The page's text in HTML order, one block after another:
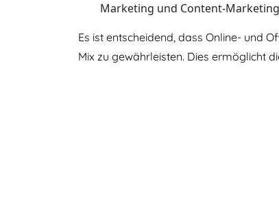
Marketing und Content-
Es ist entscheidend, dass Online- und
Mix zu gewährleisten. Dies ermöglicht